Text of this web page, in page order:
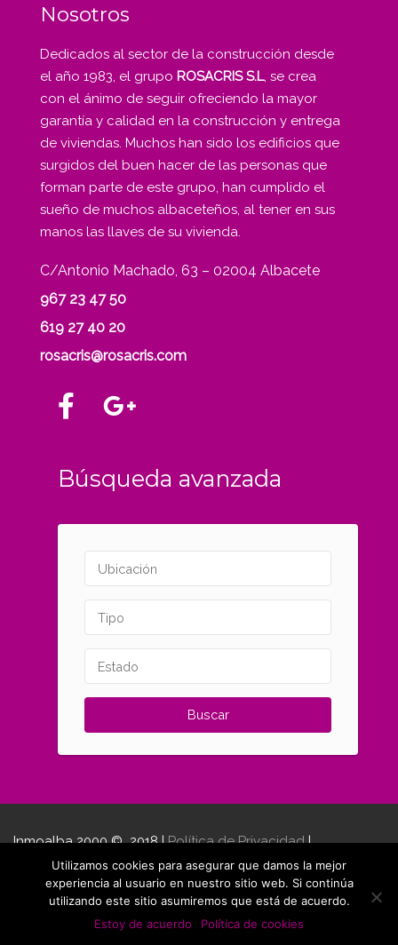
Nosotros
Dedicados al sector de la construcción desde
el año 1983, el grupo ROSACRIS S.L, se crea
con el ánimo de seguir ofreciendo la mayor
garantía y calidad en la construcción y entrega
de viviendas. Muchos han sido los edificios que
surgidos del buen hacer de las personas que
forman parte de este grupo, han cumplido el
sueño de muchos albaceteños, al tener en sus
manos las llaves de su vivienda.
C/Antonio Machado, 63 – 02004 Albacete
967 23 47 50
619 27 40 20
rosacris@rosacris.com
Búsqueda avanzada
Inmoalba 2000 © 2018 |Política de Privacidad|
Desarrollado porAB Social Media
Utilizamos cookies para asegurar que damos la mejor
experiencia al usuario en nuestro sitio web. Si continúa
utilizando este sitio asumiremos que está de acuerdo.
Estoy de acuerdo
Política de cookies